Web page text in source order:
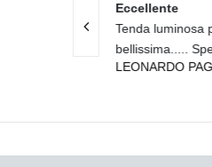
Eccellente
UGO LO